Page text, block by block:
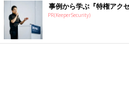
事例から学ぶ『特権アク
PR(KeeperSecurity)